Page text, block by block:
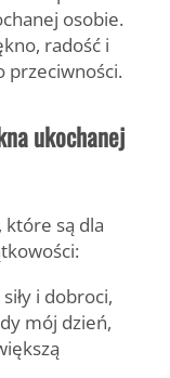
osobie.
radość i
przeciwności.
ukochanej
które są dla
i dobroci,
mój dzień,